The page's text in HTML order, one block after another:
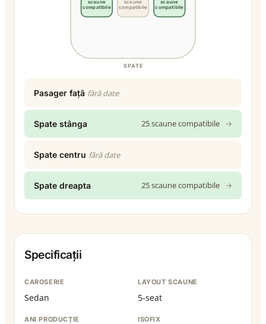
SPATE
scaune
compatibile
scaune
compatibile
scaune
compatibile
Pasager față fără date
Spate stânga 25 scaune compatibile →
Spate centru fără date
Spate dreapta 25 scaune compatibile →
Specificații
CAROSERIE
Sedan
LAYOUT SCAUNE
5-seat
ANI PRODUCȚIE ISOFIX